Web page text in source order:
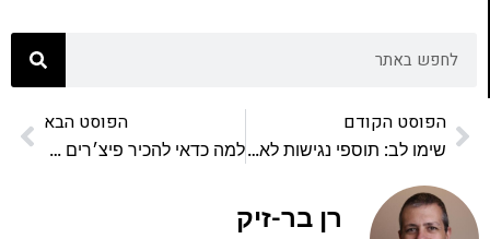
הפוסט הקודם
שימו לב: תוספי נגישות לא יעזרו לאתר שלכם להיות נגיש
הפוסט הבא
למה כדאי להכיר פיצ׳רים חדשים של CSS
רן בר-זיק